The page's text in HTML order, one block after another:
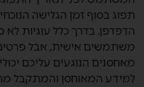
תפוג בסוף זמן הגלישה
הדפדפן. בדרך כלל עוגיות
משתמשים אישית, אבל
מאחסנים הנוגעים עליכם
למידע המאוחסן והמתקבל